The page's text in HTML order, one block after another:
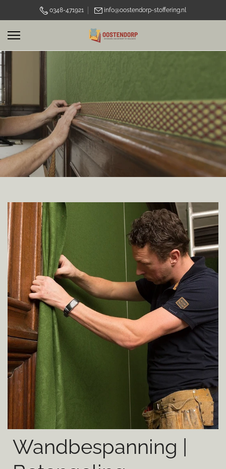
0348-471921 info@oostendorp-stoffering.nl
Wandbespanning |